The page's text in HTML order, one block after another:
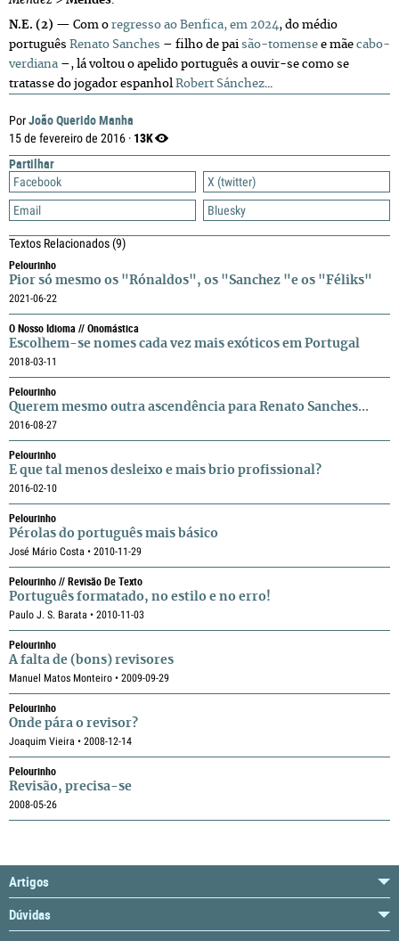
PorJoão Querido Manha
15 de fevereiro de 2016 · 13K
Partilhar
Facebook
X (twitter)
Email
Bluesky
Textos Relacionados(9)
Pelourinho
Pior só mesmo os "Rónaldos", os "Sanchez "e os "Féliks"
2021-06-22
O Nosso Idioma // Onomástica
Escolhem-se nomes cada vez mais exóticos em Portugal
2018-03-11
Pelourinho
Querem mesmo outra ascendência para Renato Sanches...
2016-08-27
Pelourinho
E que tal menos desleixo e mais brio profissional?
2016-02-10
Pelourinho
Pérolas do português mais básico
José Mário Costa • 2010-11-29
Pelourinho // Revisão De Texto
Português formatado, no estilo e no erro!
Paulo J. S. Barata • 2010-11-03
Pelourinho
A falta de (bons) revisores
Manuel Matos Monteiro • 2009-09-29
Pelourinho
Onde pára o revisor?
Joaquim Vieira • 2008-12-14
Pelourinho
Revisão, precisa-se
2008-05-26
N.E. (2) — Com o regresso ao Benfica, em 2024, do médio
português Renato Sanches – filho de pai são-tomense e mãe cabo-
verdiana –, lá voltou o apelido português a ouvir-se como se
tratasse do jogador espanhol Robert Sánchez...
Artigos
Dúvidas